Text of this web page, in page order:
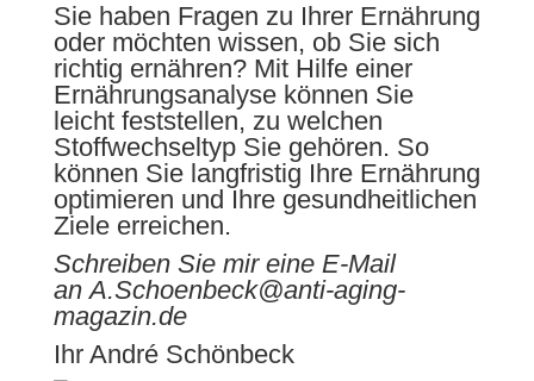
Sie haben Fragen zu Ihrer Ernährung
oder möchten wissen, ob Sie sich
richtig ernähren? Mit Hilfe einer
Ernährungsanalyse können Sie
leicht feststellen, zu welchen
Stoffwechseltyp Sie gehören. So
können Sie langfristig Ihre Ernährung
optimieren und Ihre gesundheitlichen
Ziele erreichen.
Schreiben Sie mir eine E-Mail
an A.Schoenbeck@anti-aging-
magazin.de
Ihr André Schönbeck